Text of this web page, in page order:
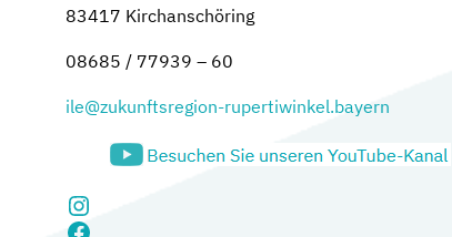
83417 Kirchanschöring
08685 / 77939 – 60
ile@zukunftsregion-rupertiwinkel.bayern
Instagram